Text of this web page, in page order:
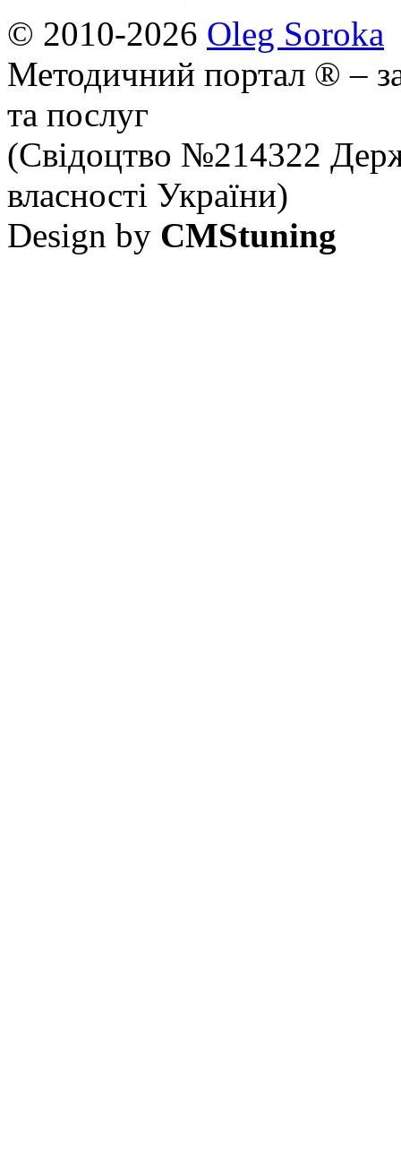
© 2010-2026 Oleg Soroka
Методичний портал ® –
та послуг
(Свідоцтво №214322
власності України)
Design by CMStuning